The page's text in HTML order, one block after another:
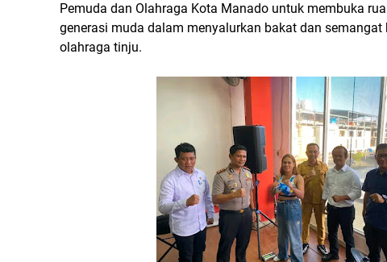
Pemuda dan Olahraga Kota Manado untuk membuka
generasi muda dalam menyalurkan bakat dan
olahraga tinju.